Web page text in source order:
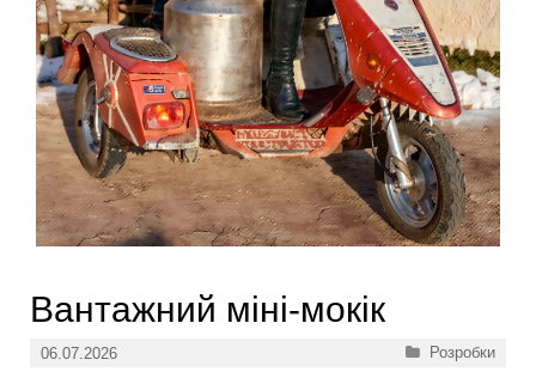
Вантажний міні-мокік
06.07.2026 Категорії
Розробки